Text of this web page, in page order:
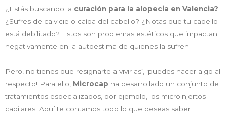
¿Estás buscando la curación para la alopecia en Valencia?
¿Sufres de calvicie o caída del cabello? ¿Notas que tu cabello
está debilitado? Estos son problemas estéticos que impactan
negativamente en la autoestima de quienes la sufren.
Pero, no tienes que resignarte a vivir así, ¡puedes hacer algo al
respecto! Para ello, Microcap ha desarrollado un conjunto de
tratamientos especializados, por ejemplo, los microinjertos
capilares. Aquí te contamos todo lo que deseas saber